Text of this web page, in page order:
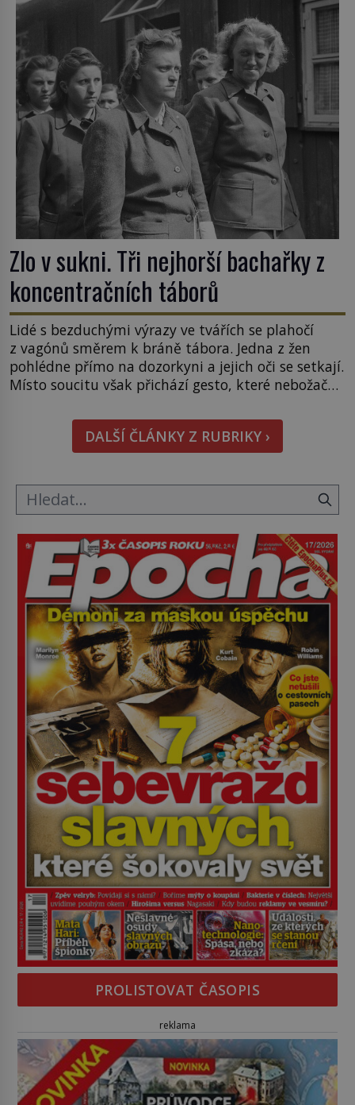
Zlo v sukni. Tři nejhorší bachařky z
koncentračních táborů
Lidé s bezduchými výrazy ve tvářích se plahočí
z vagónů směrem k bráně tábora. Jedna z žen
pohlédne přímo na dozorkyni a jejich oči se setkají.
Místo soucitu však přichází gesto, které nebožačku
Rudolf Höss (1901–1947), Josef Mengele (1911–
1979) či Heinrich Himmler (1900–1945) zná každý,
o koho se historie jen otřela. Jenže […]
DALŠÍ ČLÁNKY Z RUBRIKY ›
PROLISTOVAT ČASOPIS
reklama